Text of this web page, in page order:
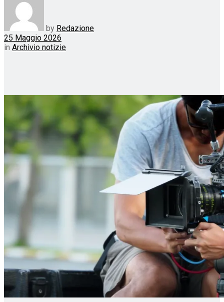
by Redazione
25 Maggio 2026
in Archivio notizie